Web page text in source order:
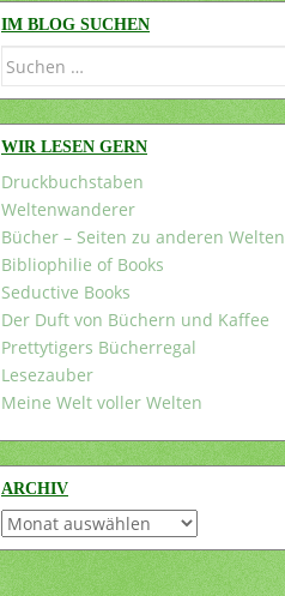
IM BLOG SUCHEN
Suchen
WIR LESEN GERN
Druckbuchstaben
Weltenwanderer
Bücher – Seiten zu anderen Welten
Bibliophilie of Books
Seductive Books
Der Duft von Büchern und Kaffee
Prettytigers Bücherregal
Lesezauber
Meine Welt voller Welten
ARCHIV
Archiv